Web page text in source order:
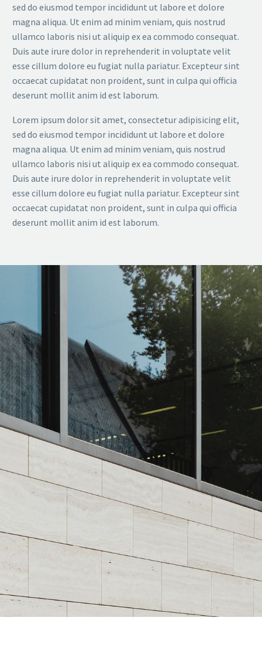
sed do eiusmod tempor incididunt ut labore et dolore
magna aliqua. Ut enim ad minim veniam, quis nostrud
ullamco laboris nisi ut aliquip ex ea commodo consequat.
Duis aute irure dolor in reprehenderit in voluptate velit
esse cillum dolore eu fugiat nulla pariatur. Excepteur sint
occaecat cupidatat non proident, sunt in culpa qui officia
deserunt mollit anim id est laborum.
Lorem ipsum dolor sit amet, consectetur adipisicing elit,
sed do eiusmod tempor incididunt ut labore et dolore
magna aliqua. Ut enim ad minim veniam, quis nostrud
ullamco laboris nisi ut aliquip ex ea commodo consequat.
Duis aute irure dolor in reprehenderit in voluptate velit
esse cillum dolore eu fugiat nulla pariatur. Excepteur sint
occaecat cupidatat non proident, sunt in culpa qui officia
deserunt mollit anim id est laborum.